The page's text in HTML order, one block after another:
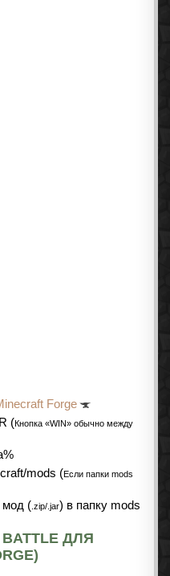
Forge
(Кнопка «WIN» обычно между
mods (Если папки mods
мод ( .zip/.jar) в папку mods
ДЛЯ